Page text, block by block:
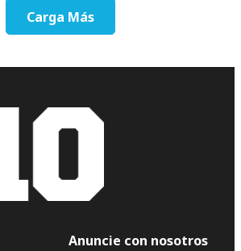
Carga Más
Anuncie con nosotros